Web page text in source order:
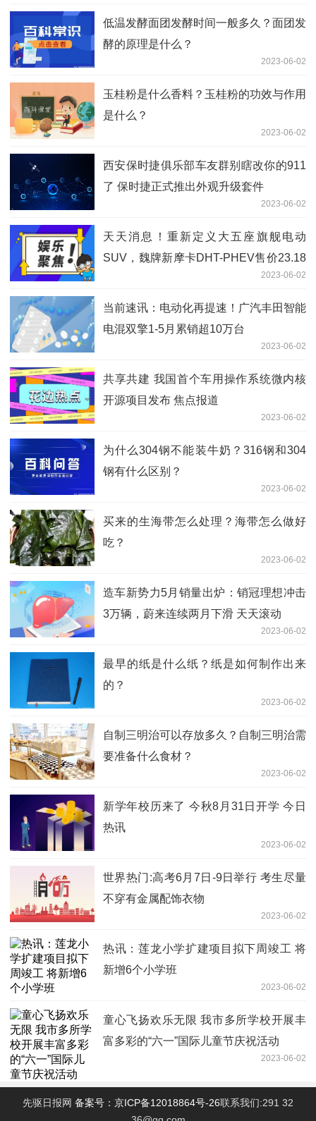
低温发酵面团发酵时间一般多久？面团发
酵的原理是什么？
2023-06-02
玉桂粉是什么香料？玉桂粉的功效与作用
是什么？
2023-06-02
西安保时捷俱乐部车友群别瞎改你的911
了 保时捷正式推出外观升级套件
2023-06-02
天天消息！重新定义大五座旗舰电动
SUV，魏牌新摩卡DHT-PHEV售价23.18
2023-06-02
当前速讯：电动化再提速！广汽丰田智能
电混双擎1-5月累销超10万台
2023-06-02
共享共建 我国首个车用操作系统微内核
开源项目发布 焦点报道
2023-06-02
为什么304钢不能装牛奶？316钢和304
钢有什么区别？
2023-06-02
买来的生海带怎么处理？海带怎么做好
吃？
2023-06-02
造车新势力5月销量出炉：销冠理想冲击
3万辆，蔚来连续两月下滑 天天滚动
2023-06-02
最早的纸是什么纸？纸是如何制作出来
的？
2023-06-02
自制三明治可以存放多久？自制三明治需
要准备什么食材？
2023-06-02
新学年校历来了 今秋8月31日开学 今日
热讯
2023-06-02
世界热门:高考6月7日-9日举行 考生尽量
不穿有金属配饰衣物
2023-06-02
热讯：莲龙小学扩建项目拟下周竣工 将
新增6个小学班
2023-06-02
童心飞扬欢乐无限 我市多所学校开展丰
富多彩的“六一”国际儿童节庆祝活动
2023-06-02
先驱日报网 备案号：京ICP备12018864号-26联系我们:291 32